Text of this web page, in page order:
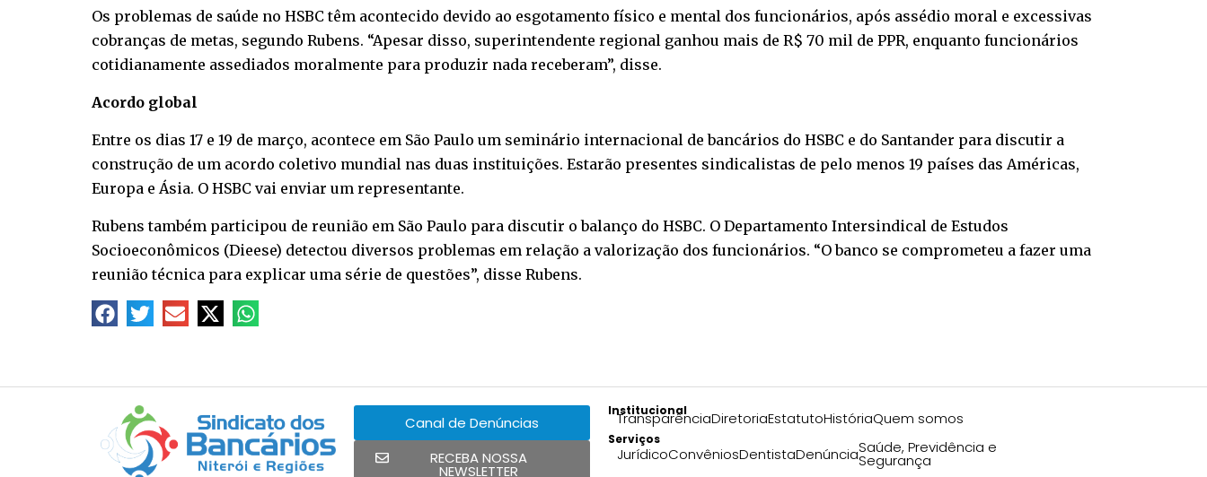
Os problemas de saúde no HSBC têm acontecido devido ao esgotamento físico e mental dos funcionários, após assédio moral e excessivas
cobranças de metas, segundo Rubens. “Apesar disso, superintendente regional ganhou mais de R$ 70 mil de PPR, enquanto funcionários
cotidianamente assediados moralmente para produzir nada receberam”, disse.
Acordo global
Entre os dias 17 e 19 de março, acontece em São Paulo um seminário internacional de bancários do HSBC e do Santander para discutir a
construção de um acordo coletivo mundial nas duas instituições. Estarão presentes sindicalistas de pelo menos 19 países das Américas,
Europa e Ásia. O HSBC vai enviar um representante.
Rubens também participou de reunião em São Paulo para discutir o balanço do HSBC. O Departamento Intersindical de Estudos
Socioeconômicos (Dieese) detectou diversos problemas em relação a valorização dos funcionários. “O banco se comprometeu a fazer uma
reunião técnica para explicar uma série de questões”, disse Rubens.
Canal de Denúncias
RECEBA NOSSA
NEWSLETTER
Institucional
TransparênciaDiretoriaEstatutoHistóriaQuem somos
Serviços
JurídicoConvêniosDentistaDenúnciaSaúde, Previdência e
Segurança